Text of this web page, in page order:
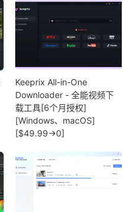
Keeprix All-in-One
Downloader - 全能视频下
载工具[6个月授权]
[Windows、macOS]
[$49.99→0]